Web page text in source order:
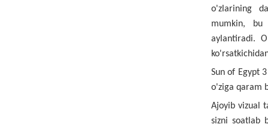
o'zlarining
mumkin,
aylantiradi.
Sun of Egypt
o'ziga qaram
Ajoyib vizual
sizni soatlab